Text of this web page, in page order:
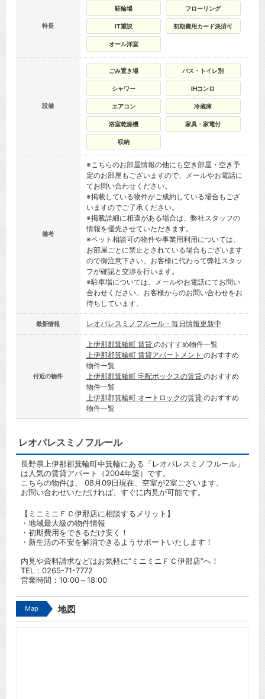
特長
駐輪場 フローリング
IT重説 初期費用カード決済可
オール洋室
設備
ごみ置き場 バス・トイレ別
シャワー IHコンロ
エアコン 冷蔵庫
浴室乾燥機 家具・家電付
収納
備考
※こちらのお部屋情報の他にも空き部屋・空き予
定のお部屋もございますので、メールやお電話に
てお問い合わせください。
※掲載している物件がご成約している場合もござ
いますのでご了承ください。
※掲載詳細に相違がある場合は、弊社スタッフの
情報を優先させていただきます。
※ペット相談可の物件や事業用利用については、
お部屋ごとに禁止とされている場合もございます
ので御注意下さい。お客様に代わって弊社スタッ
フが確認と交渉を行います。
※駐車場については、メールやお電話にてお問い
合わせください。お客様からのお問い合わせをお
待ちしています。
最新情報 レオパレスミノフルール - 毎日情報更新中
付近の物件
上伊那郡箕輪町 賃貸 のおすすめ物件一覧
上伊那郡箕輪町 賃貸アパートメント のおすすめ
物件一覧
上伊那郡箕輪町 宅配ボックスの賃貸 のおすすめ
物件一覧
上伊那郡箕輪町 オートロックの賃貸 のおすすめ
物件一覧
レオパレスミノフルール
長野県上伊那郡箕輪町中箕輪にある「レオパレスミノフルール」
は人気の賃貸アパート（2004年築）です。
こちらの物件は、 08月09日現在、空室が2室ございます。
お問い合わせいただければ、すぐに内見が可能です。
【ミニミニＦＣ伊那店に相談するメリット】
・地域最大級の物件情報
・初期費用をできるだけ安く！
・新生活の不安を解消できるようサポートいたします！
内見や資料請求などはお気軽に”ミニミニＦＣ伊那店”へ！
TEL： 0265-71-7772
営業時間：10:00～18:00
Map 地図